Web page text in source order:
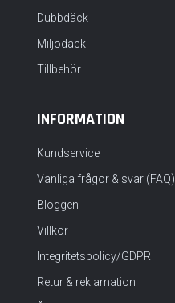
Dubbdäck
Miljödäck
Tillbehör
INFORMATION
Kundservice
Vanliga frågor & svar (FAQ)
Bloggen
Villkor
Integritetspolicy/GDPR
Retur & reklamation